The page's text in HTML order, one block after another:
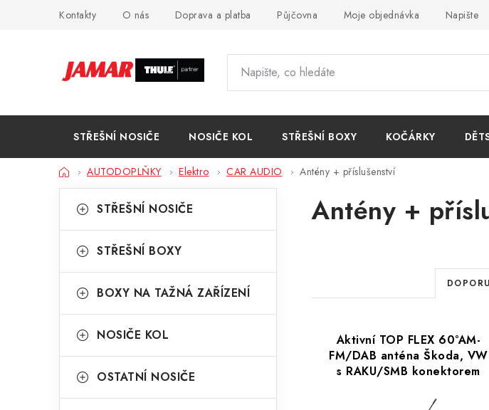
Kontakty O nás Doprava a platba Půjčovna Moje objednávka Napište
STŘEŠNÍ NOSIČE NOSIČE KOL STŘEŠNÍ BOXY KOČÁRKY
DomůAUTODOPLŇKY Elektro CAR AUDIO Antény + příslušenství
o
t
r
n
n
kategorie
a
e
o
i
STŘEŠNÍ NOSIČE
STŘEŠNÍ BOXY
BOXY NA TAŽNÁ ZAŘÍZENÍ
NOSIČE KOL
OSTATNÍ NOSIČE
Antény +
Ř
a
z
e
n
Aktivní TOP FLEX 60°AM-
FM/DAB anténa Škoda, VW
s RAKU/SMB konektorem